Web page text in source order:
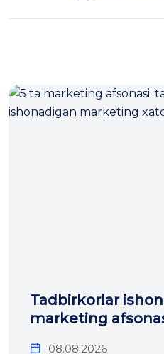
Tadbirkorlar
marketing
08.08.2026